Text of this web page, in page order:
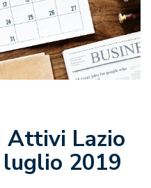
Attivi Lazio
2019